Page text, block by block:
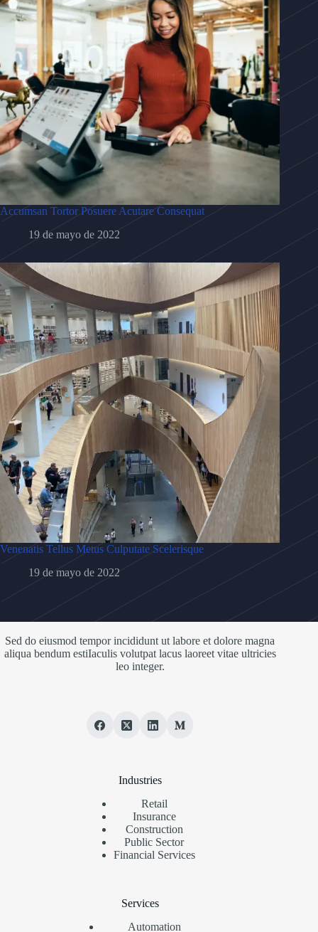
Accumsan Tortor Posuere Acutare Consequat
19 de mayo de 2022
Venenatis Tellus Metus Culputate Scelerisque
19 de mayo de 2022
Sed do eiusmod tempor incididunt ut labore et dolore magna
aliqua bendum estiIaculis volutpat lacus laoreet vitae ultricies
leo integer.
Industries
Retail
Insurance
Construction
Public Sector
Financial Services
Services
Automation